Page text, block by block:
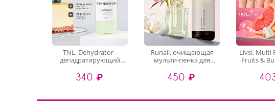
TNL, Dehydrator -
дегидратирующий
эффектом фотошопа
(Ванильный чизкейк),
340 ₽
Runail, очищающая
мульти-пенка для
(мускус, пион, личи),
150 мл
450 ₽
Livsi, Multi
Fruits &
5в1 для